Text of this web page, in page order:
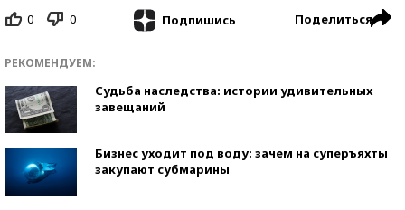
0 0 Подпишись Поделиться
РЕКОМЕНДУЕМ:
Судьба наследства: истории удивительных
завещаний
Бизнес уходит под воду: зачем на суперъяхты
закупают субмарины